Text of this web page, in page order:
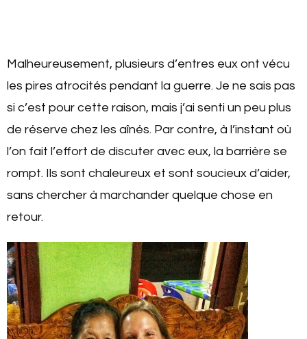
Malheureusement, plusieurs d’entres eux ont vécu
les pires atrocités pendant la guerre. Je ne sais pas
si c’est pour cette raison, mais j’ai senti un peu plus
de réserve chez les aînés. Par contre, à l’instant où
l’on fait l’effort de discuter avec eux, la barrière se
rompt. Ils sont chaleureux et sont soucieux d’aider,
sans chercher à marchander quelque chose en
retour.